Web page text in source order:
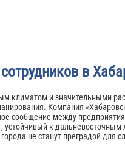
в
климатом и значительными
Компания
сообщение между
к дальневосточным
не станут преградой для